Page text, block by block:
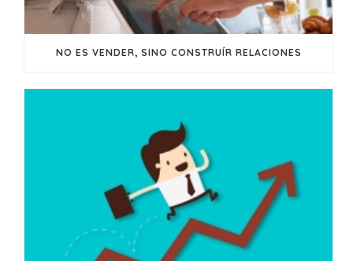
NO ES VENDER, SINO CONSTRUÍR RELACIONES